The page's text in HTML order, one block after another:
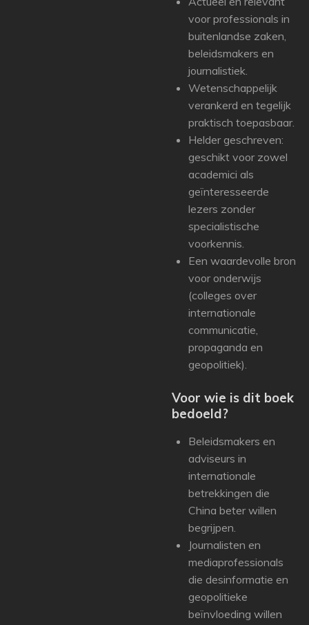
voor professionals in
buitenlandse zaken,
beleidsmakers en
journalistiek.
Wetenschappelijk
verankerd en tegelijk
praktisch toepasbaar.
Helder geschreven:
geschikt voor zowel
academici als
geïnteresseerde
lezers zonder
specialistische
voorkennis.
Een waardevolle bron
voor onderwijs
(colleges over
internationale
communicatie,
propaganda en
geopolitiek).
Voor wie is dit boek
bedoeld?
Beleidsmakers en
adviseurs in
internationale
betrekkingen die
China beter willen
begrijpen.
Journalisten en
mediaprofessionals
die desinformatie en
geopolitieke
beïnvloeding willen